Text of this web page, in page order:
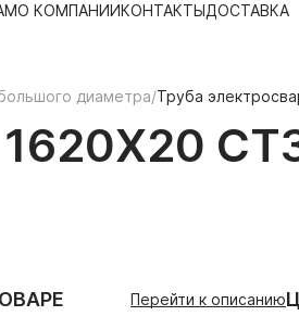
О КОМПАНИИКОНТАКТЫДОСТАВКА
диаметра/Труба
Перейти к описанию